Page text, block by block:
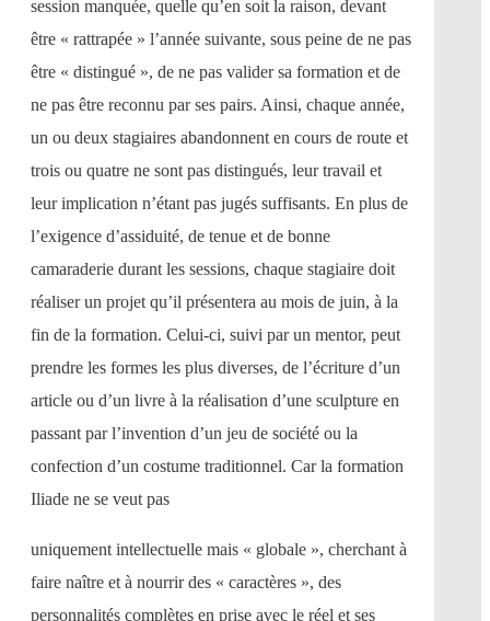
session manquée, quelle qu’en soit la raison, devant
être « rattrapée » l’année suivante, sous peine de ne pas
être « distingué », de ne pas valider sa formation et de
ne pas être reconnu par ses pairs. Ainsi, chaque année,
un ou deux stagiaires abandonnent en cours de route et
trois ou quatre ne sont pas distingués, leur travail et
leur implication n’étant pas jugés suffisants. En plus de
l’exigence d’assiduité, de tenue et de bonne
camaraderie durant les sessions, chaque stagiaire doit
réaliser un projet qu’il présentera au mois de juin, à la
fin de la formation. Celui-ci, suivi par un mentor, peut
prendre les formes les plus diverses, de l’écriture d’un
article ou d’un livre à la réalisation d’une sculpture en
passant par l’invention d’un jeu de société ou la
confection d’un costume traditionnel. Car la formation
Iliade ne se veut pas
uniquement intellectuelle mais « globale », cherchant à
faire naître et à nourrir des « caractères », des
personnalités complètes en prise avec le réel et ses